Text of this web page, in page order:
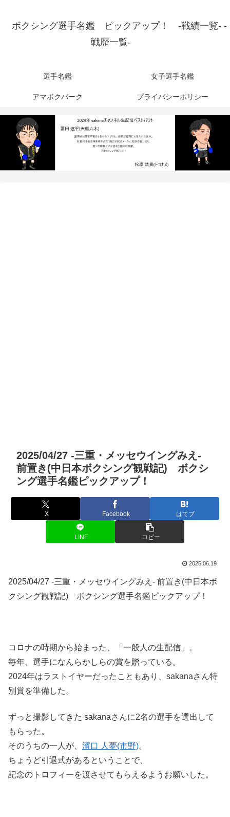
ボクシング選手名鑑 ピックアップ！ -戦績一覧- -
戦歴一覧-
選手名鑑 女子選手名鑑
アマボクパーク プライバシーポリシー
2025/04/27 -三重・メッセウイングみえ-
前置き(中日本ボクシング観戦記) ボクシ
ング選手名鑑ピックアップ！
X Facebook はてブ
LINE コピー
2025.06.19
2025/04/27 -三重・メッセウイングみえ- 前置き(中日本ボ
クシング観戦記) ボクシング選手名鑑ピックアップ！
コロナの時期から始まった、「一般人の生配信」。
毎年、選手になんらかしらの賞を贈っている。
2024年はラストイヤーだったこともあり、sakanaさん特
別賞を準備した。
ずっと撮影してきた sakanaさんに2名の選手を選出して
もらった。
そのうちの一人が、 濱口 人夢(市野)。
ちょうど引退式があるということで、
記念のトロフィーを渡させてもらえるようお願いした。